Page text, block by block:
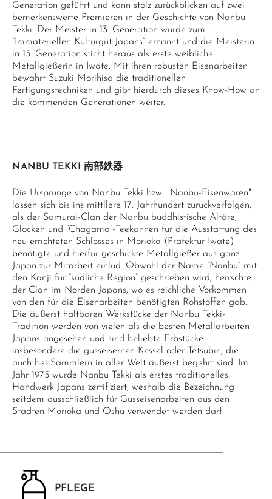
Generation geführt und kann stolz zurückblicken auf zwei
bemerkenswerte Premieren in der Geschichte von Nanbu
Tekki: Der Meister in 13. Generation wurde zum
“Immateriellen Kulturgut Japans” ernannt und die Meisterin
in 15. Generation sticht heraus als erste weibliche
Metallgießerin in Iwate. Mit ihren robusten Eisenarbeiten
bewahrt Suzuki Morihisa die traditionellen
Fertigungstechniken und gibt hierdurch dieses Know-How an
die kommenden Generationen weiter.
NANBU TEKKI 南部鉄器
Die Ursprünge von Nanbu Tekki bzw. "Nanbu-Eisenwaren"
lassen sich bis ins mittllere 17. Jahrhundert zurückverfolgen,
als der Samurai-Clan der Nanbu buddhistische Altäre,
Glocken und “Chagama”-Teekannen für die Ausstattung des
neu errichteten Schlosses in Morioka (Präfektur Iwate)
benötigte und hierfür geschickte Metallgießer aus ganz
Japan zur Mitarbeit einlud. Obwohl der Name “Nanbu” mit
den Kanji für “südliche Region” geschrieben wird, herrschte
der Clan im Norden Japans, wo es reichliche Vorkommen
von den für die Eisenarbeiten benötigten Rohstoffen gab.
Die äußerst haltbaren Werkstücke der Nanbu Tekki-
Tradition werden von vielen als die besten Metallarbeiten
Japans angesehen und sind beliebte Erbstücke -
insbesondere die gusseisernen Kessel oder Tetsubin, die
auch bei Sammlern in aller Welt äußerst begehrt sind. Im
Jahr 1975 wurde Nanbu Tekki als erstes traditionelles
Handwerk Japans zertifiziert, weshalb die Bezeichnung
seitdem ausschließlich für Gusseisenarbeiten aus den
Städten Morioka und Oshu verwendet werden darf.
PFLEGE